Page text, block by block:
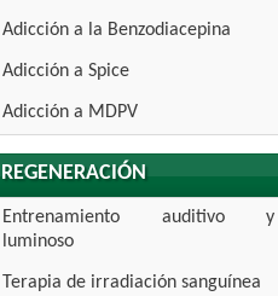
Adicción a la Benzodiacepina
Adicción a Spice
Adicción a MDPV
REGENERACIÓN
Entrenamiento auditivo y
luminoso
Terapia de irradiación sanguínea